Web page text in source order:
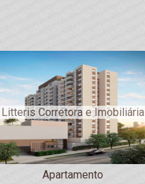
Litteris Corretora e Imobiliária
Apartamento